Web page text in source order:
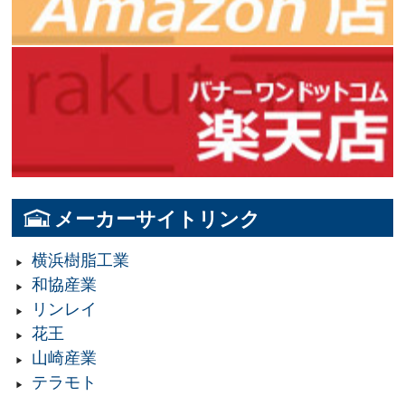
メーカーサイトリンク
横浜樹脂工業
和協産業
リンレイ
花王
山崎産業
テラモト